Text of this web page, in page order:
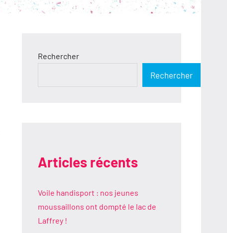
Rechercher
Rechercher
Articles récents
Voile handisport : nos jeunes
moussaillons ont dompté le lac de
Laffrey !